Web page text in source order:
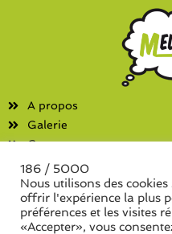
A propos
Galerie
Contact
Fanzines
Liste des associations
Liste des séries de fanzine
186 / 5000
Nous utilisons des
offrir l'expérience la plus
préférences et les visites
«Accepter», vous